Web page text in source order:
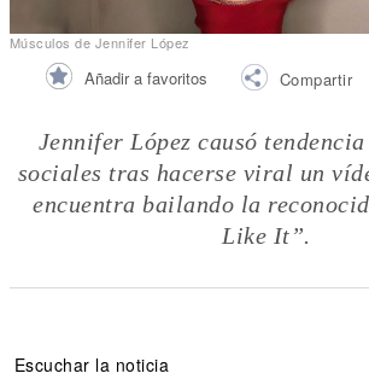
Músculos de Jennifer López
Añadir a favoritos Compartir
Jennifer López causó
sociales tras hacerse viral un
encuentra bailando la
Like It”.
Escuchar la noticia